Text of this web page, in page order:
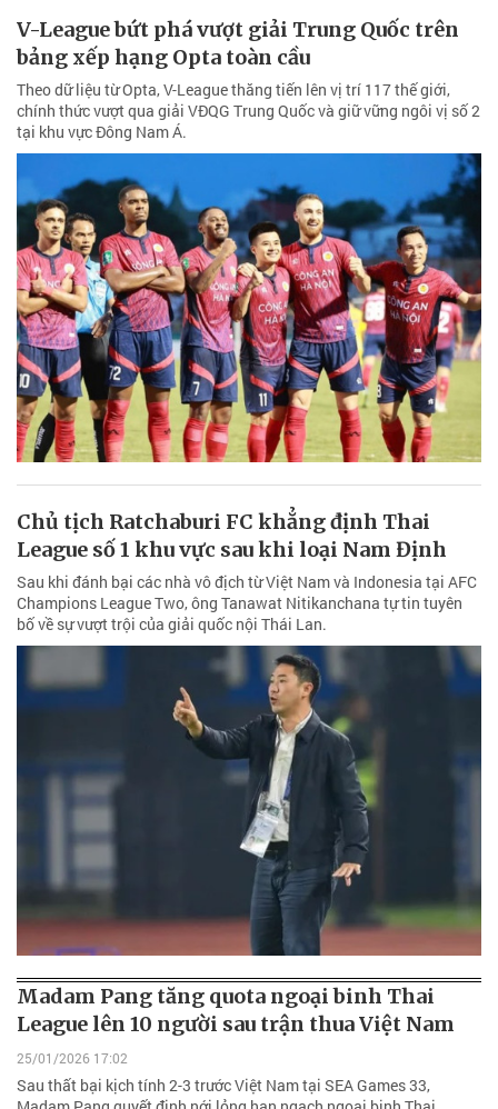
V-League bứt phá vượt giải Trung Quốc trên
bảng xếp hạng Opta toàn cầu
Theo dữ liệu từ Opta, V-League thăng tiến lên vị trí 117 thế giới,
chính thức vượt qua giải VĐQG Trung Quốc và giữ vững ngôi vị số 2
tại khu vực Đông Nam Á.
Chủ tịch Ratchaburi FC khẳng định Thai
League số 1 khu vực sau khi loại Nam Định
Sau khi đánh bại các nhà vô địch từ Việt Nam và Indonesia tại AFC
Champions League Two, ông Tanawat Nitikanchana tự tin tuyên
bố về sự vượt trội của giải quốc nội Thái Lan.
Madam Pang tăng quota ngoại binh Thai
League lên 10 người sau trận thua Việt Nam
25/01/2026 17:02
Sau thất bại kịch tính 2-3 trước Việt Nam tại SEA Games 33,